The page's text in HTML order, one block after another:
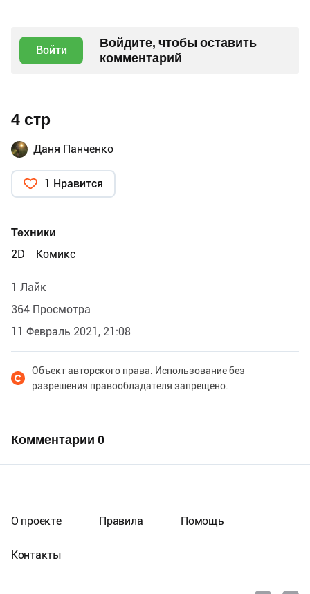
Войти
Войдите, чтобы оставить
комментарий
4 стр
Даня Панченко
1 Нравится
Техники
2D
Комикс
1 Лайк
364 Просмотра
11 Февраль 2021, 21:08
Объект авторского права. Использование без
разрешения правообладателя запрещено.
Комментарии 0
О проекте Правила Помощь
Контакты